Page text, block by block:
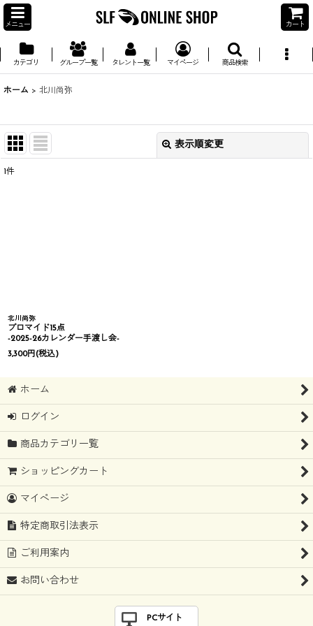
メニュー カート
カテゴリ グループ一覧 タレント一覧 マイページ 商品検索
ホーム > 北川尚弥
表示順変更
1件
北川尚弥
ブロマイド15点
-2025-26カレンダー手渡し会-
3,300円(税込)
ホーム
ログイン
商品カテゴリ一覧
ショッピングカート
マイページ
特定商取引法表示
ご利用案内
お問い合わせ
PCサイト